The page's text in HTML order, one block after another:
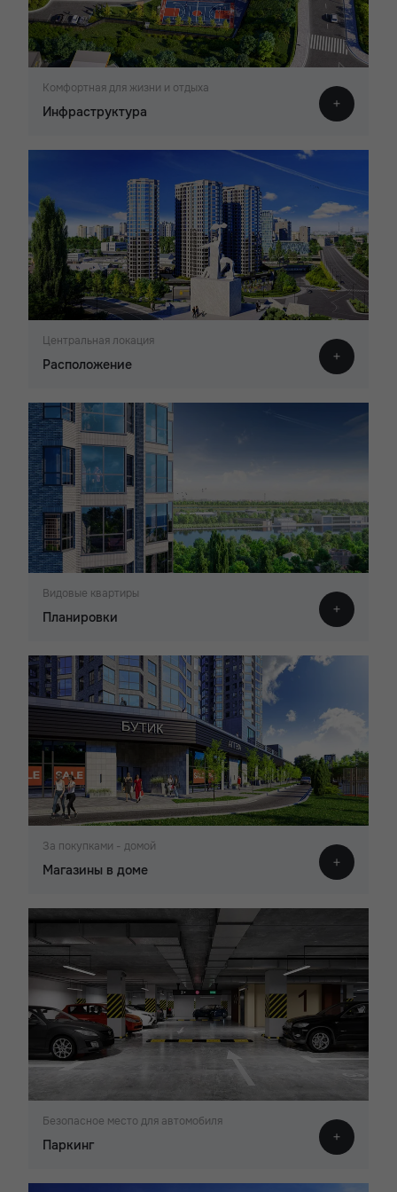
Комфортная для жизни и отдыха
Инфраструктура
Центральная локация
Расположение
Видовые квартиры
Планировки
За покупками - домой
Магазины в доме
Безопасное место для автомобиля
Паркинг